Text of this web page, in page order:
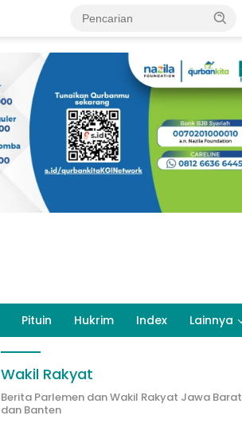
Pituin Hukrim Index Lainnya
Wakil Rakyat
Berita Parlemen dan Wakil Rakyat Jawa Barat
dan Banten